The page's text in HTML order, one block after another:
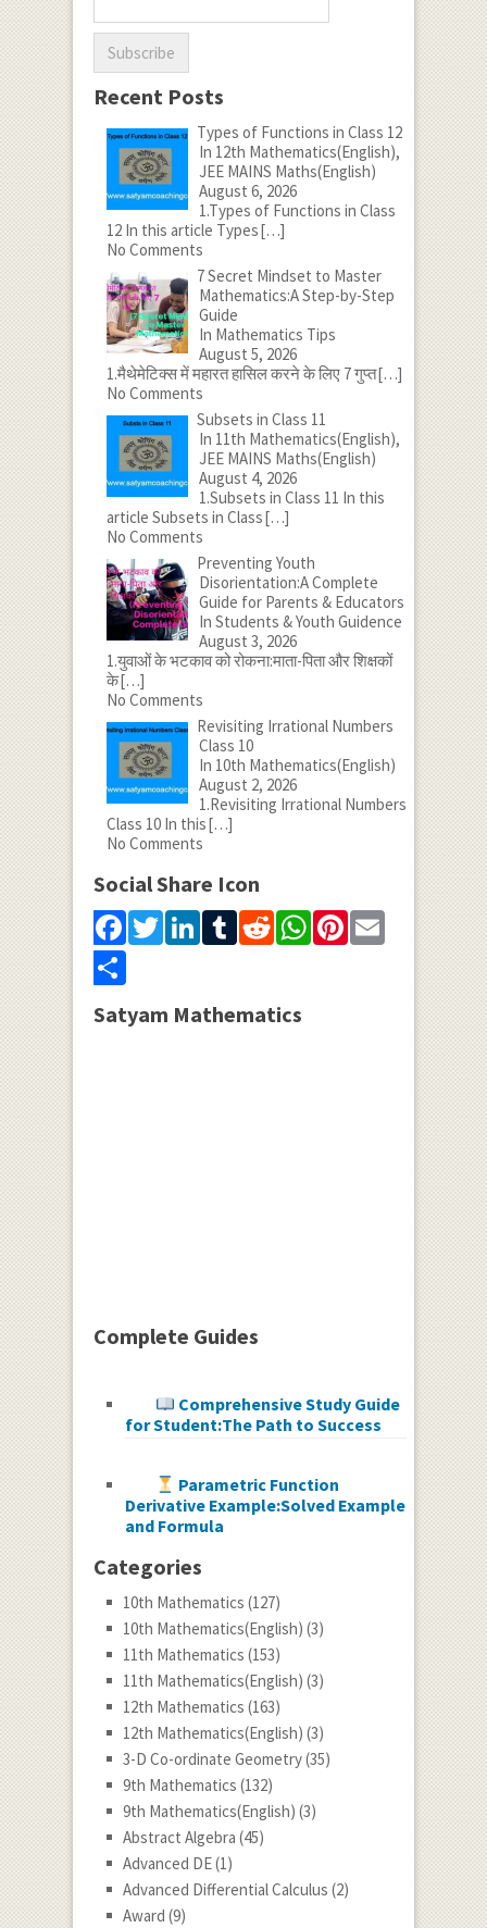
Recent Posts
Types of Functions in Class 12
In 12th Mathematics(English),
JEE MAINS Maths(English)
August 6, 2026
1.Types of Functions in Class
12 In this article Types[…]
No Comments
7 Secret Mindset to Master
Mathematics:A Step-by-Step
Guide
In Mathematics Tips
August 5, 2026
1.मैथेमेटिक्स में महारत हासिल करने के लिए 7 गुप्त[…]
No Comments
Subsets in Class 11
In 11th Mathematics(English),
JEE MAINS Maths(English)
August 4, 2026
1.Subsets in Class 11 In this
article Subsets in Class[…]
No Comments
Preventing Youth
Disorientation:A Complete
Guide for Parents & Educators
In Students & Youth Guidence
August 3, 2026
1.युवाओं के भटकाव को रोकना:माता-पिता और शिक्षकों
के[…]
No Comments
Revisiting Irrational Numbers
Class 10
In 10th Mathematics(English)
August 2, 2026
1.Revisiting Irrational Numbers
Class 10 In this[…]
No Comments
Social Share Icon
Facebook
Twitter
LinkedIn
Tumblr
Reddit
WhatsApp
Pinterest
Email
Share
Satyam Mathematics
Complete Guides
Comprehensive Study Guide
for Student:The Path to Success
Parametric Function
Derivative Example:Solved Example
and Formula
Categories
10th Mathematics (127)
10th Mathematics(English) (3)
11th Mathematics (153)
11th Mathematics(English) (3)
12th Mathematics (163)
12th Mathematics(English) (3)
3-D Co-ordinate Geometry(35)
9th Mathematics (132)
9th Mathematics(English) (3)
Abstract Algebra (45)
Advanced DE(1)
Advanced Differential Calculus (2)
Award (9)